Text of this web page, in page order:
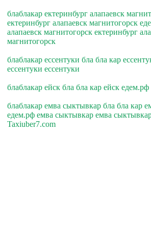
блаблакар ектеринбург алапаевск
ектеринбург алапаевск магнитогорск
алапаевск магнитогорск ектеринбург
магнитогорск
блаблакар ессентуки бла бла кар
ессентуки ессентуки
блаблакар ейск бла бла кар ейск едем.рф
блаблакар емва сыктывкар бла бла кар
едем.рф емва сыктывкар емва
Taxiuber7.com